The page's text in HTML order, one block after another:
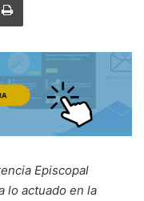
Episcopal
lo actuado en la